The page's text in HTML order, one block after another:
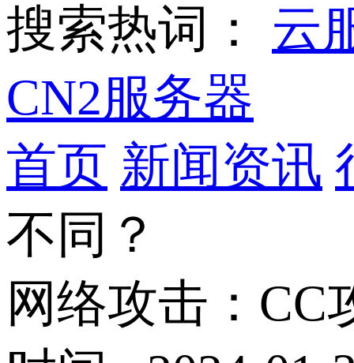
搜索热词： 云
CN2服务器
首页 新闻资讯
不同？
网络攻击：CC